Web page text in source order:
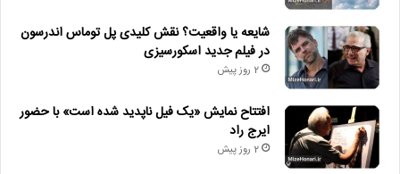
شایعه یا واقعیت؟ نقش کلیدی پل توماس اندرسون
در فیلم جدید اسکورسیزی
2 روز پیش
افتتاح نمایش «یک فیل ناپدید شده است» با حضور
ایرج راد
2 روز پیش